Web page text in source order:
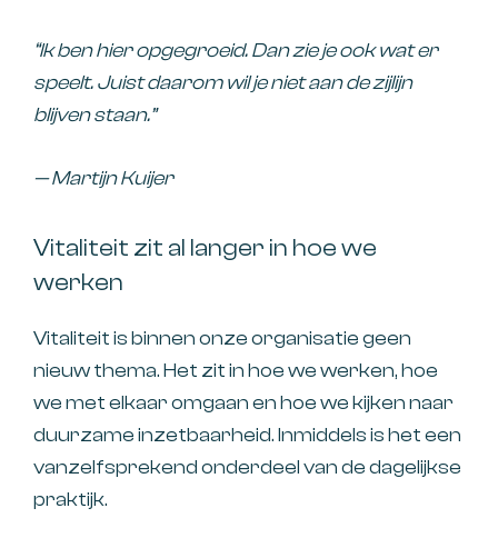
“Ik ben hier opgegroeid. Dan zie je ook wat er
speelt. Juist daarom wil je niet aan de zijlijn
blijven staan.”
— Martijn Kuijer
Vitaliteit zit al langer in hoe we
werken
Vitaliteit is binnen onze organisatie geen
nieuw thema. Het zit in hoe we werken, hoe
we met elkaar omgaan en hoe we kijken naar
duurzame inzetbaarheid. Inmiddels is het een
vanzelfsprekend onderdeel van de dagelijkse
praktijk.